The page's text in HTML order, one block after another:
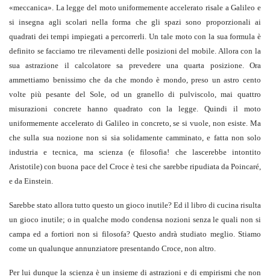
«meccanica». La legge del moto uniformemente accelerato risale a Galileo e
si insegna agli scolari nella forma che gli spazi sono proporzionali ai
quadrati dei tempi impiegati a percorrerli. Un tale moto con la sua formula è
definito se facciamo tre rilevamenti delle posizioni del mobile. Allora con la
sua astrazione il calcolatore sa prevedere una quarta posizione. Ora
ammettiamo benissimo che da che mondo è mondo, preso un astro cento
volte più pesante del Sole, od un granello di pulviscolo, mai quattro
misurazioni concrete hanno quadrato con la legge. Quindi il moto
uniformemente accelerato di Galileo in concreto, se si vuole, non esiste. Ma
che sulla sua nozione non si sia solidamente camminato, e fatta non solo
industria e tecnica, ma scienza (e filosofia! che lascerebbe intontito
Aristotile) con buona pace del Croce è tesi che sarebbe ripudiata da Poincaré,
e da Einstein.
Sarebbe stato allora tutto questo un gioco inutile? Ed il libro di cucina risulta
un gioco inutile; o in qualche modo condensa nozioni senza le quali non si
campa ed a fortiori non si filosofa? Questo andrà studiato meglio. Stiamo
come un qualunque annunziatore presentando Croce, non altro.
Per lui dunque la scienza è un insieme di astrazioni e di empirismi che non